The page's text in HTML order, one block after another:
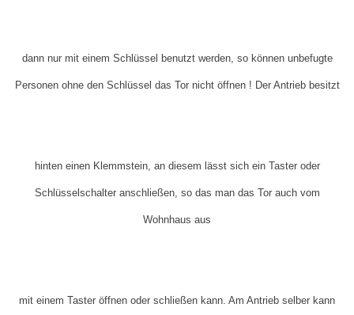
dann nur mit einem Schlüssel benutzt werden, so können unbefugte
Personen ohne den Schlüssel das Tor nicht öffnen ! Der Antrieb besitzt
hinten einen Klemmstein, an diesem lässt sich ein Taster oder
Schlüsselschalter anschließen, so das man das Tor auch vom
Wohnhaus aus
mit einem Taster öffnen oder schließen kann. Am Antrieb selber kann